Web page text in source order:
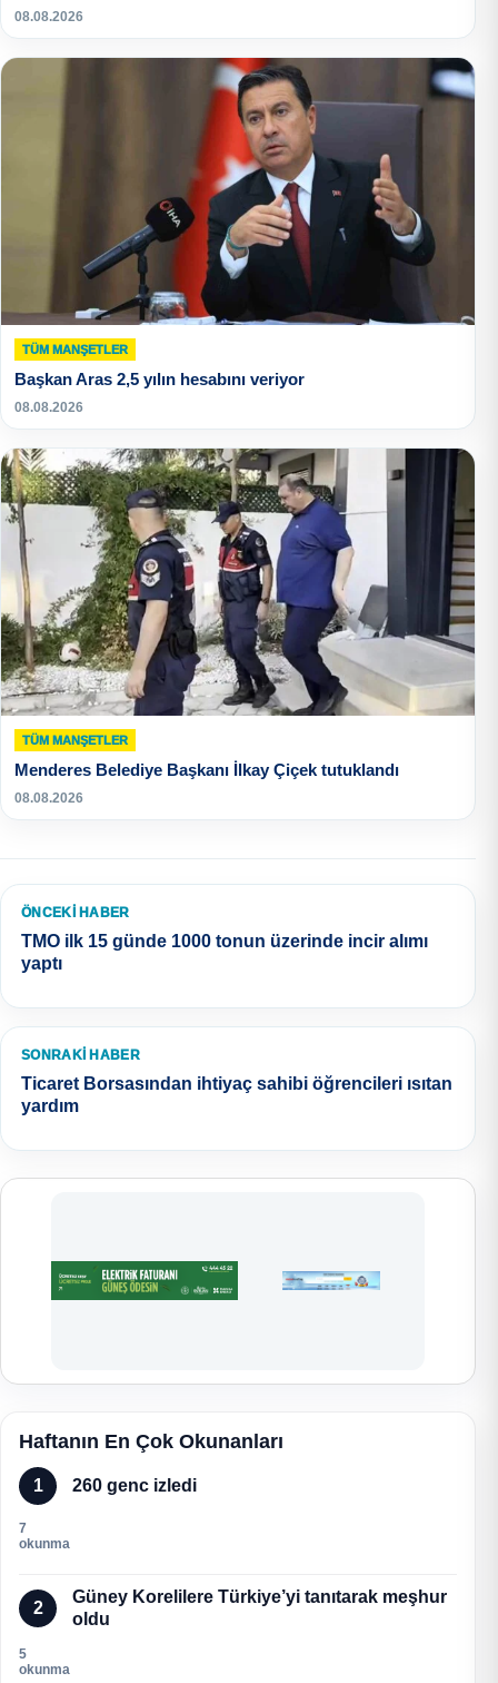
08.08.2026
TÜM MANŞETLER
Başkan Aras 2,5 yılın hesabını veriyor
08.08.2026
TÜM MANŞETLER
Menderes Belediye Başkanı İlkay Çiçek tutuklandı
08.08.2026
ÖNCEKI HABER
TMO ilk 15 günde 1000 tonun üzerinde incir alımı
yaptı
SONRAKI HABER
Ticaret Borsasından ihtiyaç sahibi öğrencileri ısıtan
yardım
Haftanın En Çok Okunanları
1 260 genc izledi
7
okunma
2
Güney Korelilere Türkiye’yi tanıtarak meşhur
oldu
5
okunma